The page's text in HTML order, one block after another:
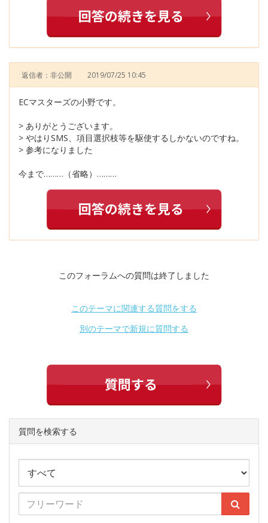
返信者：非公開 2019/07/25 10:45
ECマスターズの小野です。
> ありがとうございます。
> やはりSMS、項目選択枝等を駆使するしかないのですね。
> 参考になりました
今まで………（省略）………
このフォーラムへの質問は終了しました
このテーマに関連する質問をする
別のテーマで新規に質問する
質問を検索する